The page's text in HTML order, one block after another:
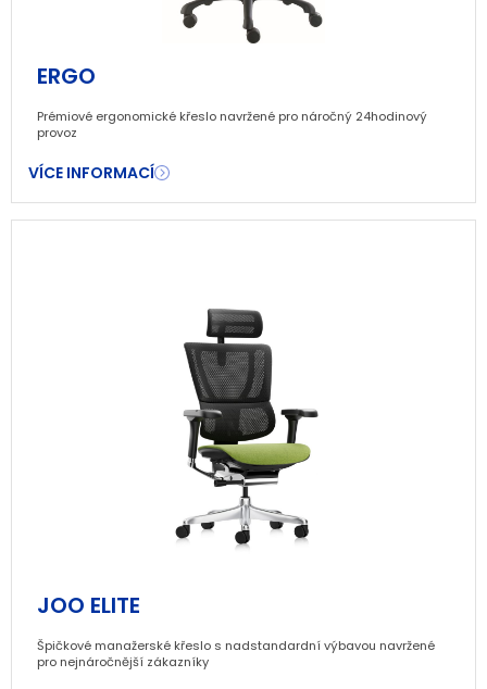
ERGO
Prémiové ergonomické křeslo navržené pro náročný 24hodinový
provoz
VÍCE INFORMACÍ
JOO ELITE
Špičkové manažerské křeslo s nadstandardní výbavou navržené
pro nejnáročnější zákazníky